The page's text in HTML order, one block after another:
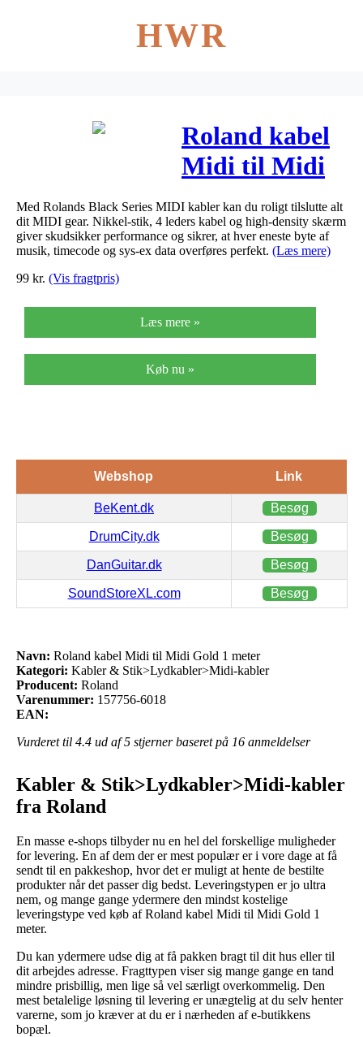
HWR
Roland kabel
Midi til Midi
Gold 1 meter
Med Rolands Black Series MIDI kabler kan du roligt tilslutte alt
dit MIDI gear. Nikkel-stik, 4 leders kabel og high-density skærm
giver skudsikker performance og sikrer, at hver eneste byte af
musik, timecode og sys-ex data overføres perfekt. (Læs mere)
99 kr. (Vis fragtpris)
Læs mere »
Køb nu »
Webshop Link
BeKent.dk Besøg
DrumCity.dk Besøg
DanGuitar.dk Besøg
SoundStoreXL.com Besøg
Navn: Roland kabel Midi til Midi Gold 1 meter
Kategori: Kabler & Stik>Lydkabler>Midi-kabler
Producent: Roland
Varenummer: 157756-6018
EAN:
Vurderet til 4.4 ud af 5 stjerner baseret på 16 anmeldelser
Kabler & Stik>Lydkabler>Midi-kabler
fra Roland
En masse e-shops tilbyder nu en hel del forskellige muligheder
for levering. En af dem der er mest populær er i vore dage at få
sendt til en pakkeshop, hvor det er muligt at hente de bestilte
produkter når det passer dig bedst. Leveringstypen er jo ultra
nem, og mange gange ydermere den mindst kostelige
leveringstype ved køb af Roland kabel Midi til Midi Gold 1
meter.
Du kan ydermere udse dig at få pakken bragt til dit hus eller til
dit arbejdes adresse. Fragttypen viser sig mange gange en tand
mindre prisbillig, men lige så vel særligt overkommelig. Den
mest betalelige løsning til levering er unægtelig at du selv henter
varerne, som jo kræver at du er i nærheden af e-butikkens
bopæl.